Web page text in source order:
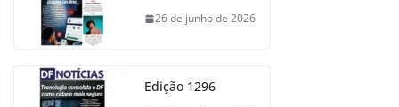
26 de junho de 2026
Edição 1296